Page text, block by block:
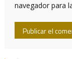
navegador para